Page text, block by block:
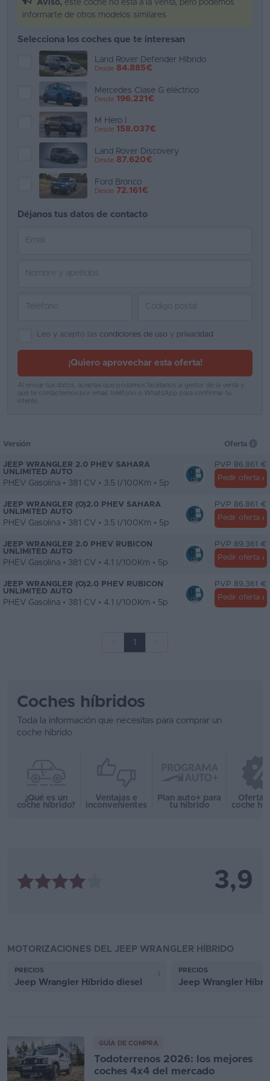
Vender
Ventas
coches
Aviso, este coche no está a la venta, pero podemos
informarte de otros modelos similares
Selecciona los coches que te interesan
Land Rover Defender Híbrido
Desde 84.885€
Mercedes Clase G eléctrico
Desde 196.221€
M Hero I
Desde 158.037€
Land Rover Discovery
Desde 87.620€
Ford Bronco
Desde 72.161€
Déjanos tus datos de contacto
Leo y acepto las condiciones de uso y privacidad
¡Quiero aprovechar esta oferta!
Al enviar tus datos, aceptas que podamos facilitarlos al gestor de la venta y
que te contactemos por email, teléfono o WhatsApp para confirmar tu
interés.
Versión Oferta
JEEP WRANGLER 2.0 PHEV SAHARA
UNLIMITED AUTO
PHEV Gasolina • 381 CV • 3.5 l/100Km • 5p
PVP 86.861 €
Pedir oferta
JEEP WRANGLER (O)2.0 PHEV SAHARA
UNLIMITED AUTO
PHEV Gasolina • 381 CV • 3.5 l/100Km • 5p
PVP 86.861 €
Pedir oferta
JEEP WRANGLER 2.0 PHEV RUBICON
UNLIMITED AUTO
PHEV Gasolina • 381 CV • 4.1 l/100Km • 5p
PVP 89.361 €
Pedir oferta
JEEP WRANGLER (O)2.0 PHEV RUBICON
UNLIMITED AUTO
PHEV Gasolina • 381 CV • 4.1 l/100Km • 5p
PVP 89.361 €
Pedir oferta
1
Coches híbridos
Toda la información que necesitas para comprar un
coche híbrido
¿Qué es un
coche híbrido?
Ventajas e
inconvenientes
Plan auto+ para
tu híbrido
Ofertas
coche
3,9
MOTORIZACIONES DEL JEEP WRANGLER HÍBRIDO
PRECIOS
Jeep Wrangler Híbrido diesel
PRECIOS
Jeep Wrangler
GUÍA DE COMPRA
Todoterrenos 2026: los mejores
coches 4x4 del mercado